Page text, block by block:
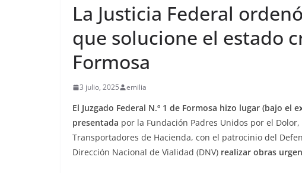
La Justicia Federal
que solucione el estado
Formosa
3 julio, 2025 emilia
El Juzgado Federal N.º 1 de Formosa hizo lugar (bajo el
presentada por la Fundación Padres Unidos por el
Transportadores de Hacienda, con el patrocinio del
Dirección Nacional de Vialidad (DNV) realizar obras